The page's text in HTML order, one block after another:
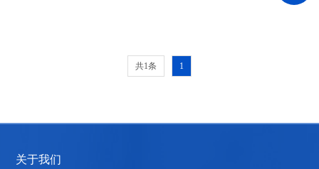
共1条 1
关于我们